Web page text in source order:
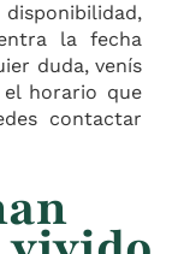
la fecha
duda, venís
horario que
contactar